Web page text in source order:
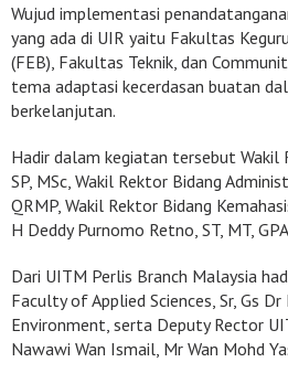
Wujud implementasi
yang ada di UIR yaitu Fakultas
(FEB), Fakultas Teknik, dan
tema adaptasi kecerdasan buatan
berkelanjutan.
Hadir dalam kegiatan tersebut Wakil
SP, MSc, Wakil Rektor Bidang
QRMP, Wakil Rektor Bidang
H Deddy Purnomo Retno, ST, MT,
Dari UITM Perlis Branch Malaysia
Faculty of Applied Sciences, Sr, Gs
Environment, serta Deputy Rector
Nawawi Wan Ismail, Mr Wan Mohd